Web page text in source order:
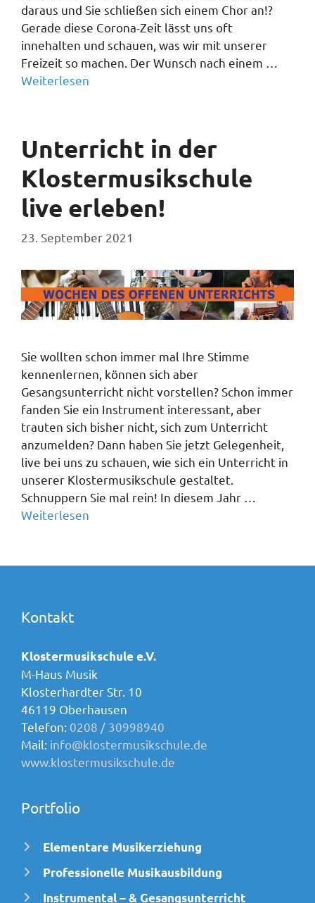
daraus und Sie schließen sich einem Chor an!?
Gerade diese Corona-Zeit lässt uns oft
innehalten und schauen, was wir mit unserer
Freizeit so machen. Der Wunsch nach einem …
Weiterlesen
Unterricht in der
Klostermusikschule
live erleben!
23. September 2021
Sie wollten schon immer mal Ihre Stimme
kennenlernen, können sich aber
Gesangsunterricht nicht vorstellen? Schon immer
fanden Sie ein Instrument interessant, aber
trauten sich bisher nicht, sich zum Unterricht
anzumelden? Dann haben Sie jetzt Gelegenheit,
live bei uns zu schauen, wie sich ein Unterricht in
unserer Klostermusikschule gestaltet.
Schnuppern Sie mal rein! In diesem Jahr …
Weiterlesen
Kontakt
Klostermusikschule e.V.
M-Haus Musik
Klosterhardter Str. 10
46119 Oberhausen
Telefon: 0208 / 30998940
Mail: info@klostermusikschule.de
www.klostermusikschule.de
Portfolio
Elementare Musikerziehung
Professionelle Musikausbildung
Instrumental – & Gesangsunterricht